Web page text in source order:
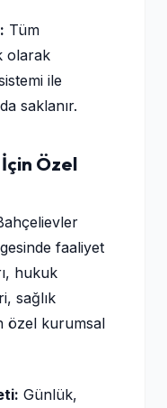
Tüm
olarak
ile
saklanır.
Özel
faaliyet
hukuk
sağlık
özel kurumsal
Günlük,